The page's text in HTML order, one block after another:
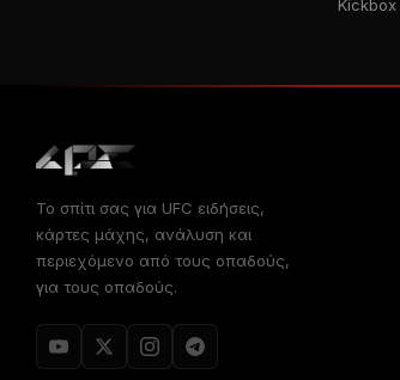
Kickbox
Το σπίτι σας για UFC ειδήσεις,
κάρτες μάχης, ανάλυση και
περιεχόμενο από τους οπαδούς,
για τους οπαδούς.